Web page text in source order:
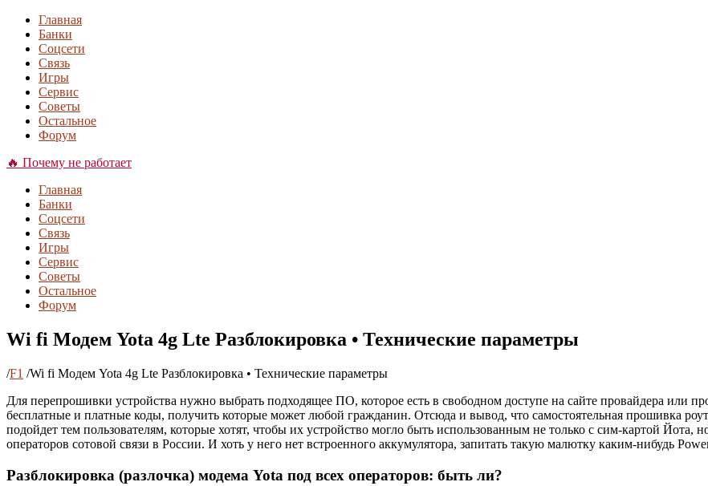
Главная
Банки
Соцсети
Связь
Игры
Сервис
Советы
Остальное
Форум
🔥 Почему не работает
Главная
Банки
Соцсети
Связь
Игры
Сервис
Советы
Остальное
Форум
Wi fi Модем Yota 4g Lte Разблокировка • Технические параметры
/F1 /Wi fi Модем Yota 4g Lte Разблокировка • Технические параметры
Для перепрошивки устройства нужно выбрать подходящее ПО, которое есть в свободном доступе на сайте провайдера или
бесплатные и платные коды, получить которые может любой гражданин. Отсюда и вывод, что самостоятельная прошивка
подойдет тем пользователям, которые хотят, чтобы их устройство могло быть использованным не только с сим-картой
операторов сотовой связи в России. И хоть у него нет встроенного аккумулятора, запитать такую малютку каким-нибудь
Разблокировка (разлочка) модема Yota под всех операторов: быть ли?